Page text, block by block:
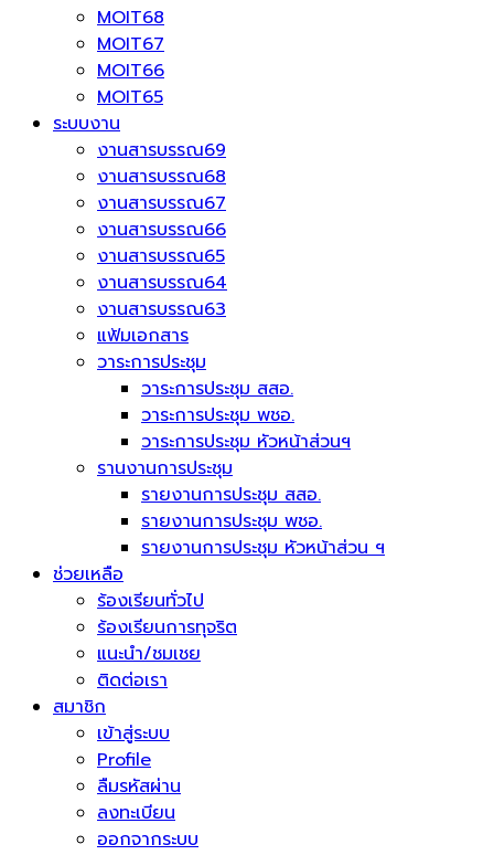
MOIT68
MOIT67
MOIT66
MOIT65
ระบบงาน
งานสารบรรณ69
งานสารบรรณ68
งานสารบรรณ67
งานสารบรรณ66
งานสารบรรณ65
งานสารบรรณ64
งานสารบรรณ63
แฟ้มเอกสาร
วาระการประชุม
วาระการประชุม สสอ.
วาระการประชุม พชอ.
วาระการประชุม หัวหน้าส่วนฯ
รานงานการประชุม
รายงานการประชุม สสอ.
รายงานการประชุม พชอ.
รายงานการประชุม หัวหน้าส่วน ฯ
ช่วยเหลือ
ร้องเรียนทั่วไป
ร้องเรียนการทุจริต
แนะนำ/ชมเชย
ติดต่อเรา
สมาชิก
เข้าสู่ระบบ
Profile
ลืมรหัสผ่าน
ลงทะเบียน
ออกจากระบบ